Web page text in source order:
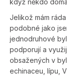
když někdo
Jelikož mám
podobné jako
jednodruhové
podporují a
obsažených v
echinaceu, lípu,